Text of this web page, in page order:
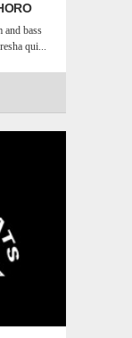
and bass
qui...